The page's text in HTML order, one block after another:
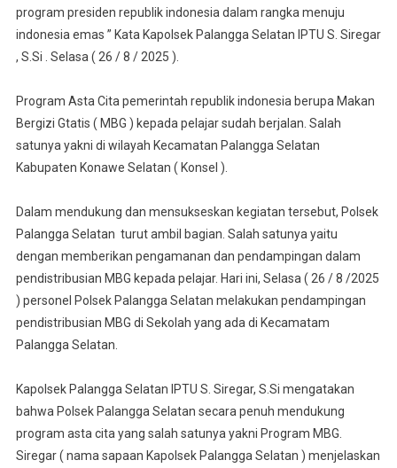
MBG
Lancar
program presiden republik indonesia dalam rangka menuju
indonesia emas ” Kata Kapolsek Palangga Selatan IPTU S. Siregar
, S.Si . Selasa ( 26 / 8 / 2025 ).
Program Asta Cita pemerintah republik indonesia berupa Makan
Bergizi Gtatis ( MBG ) kepada pelajar sudah berjalan. Salah
satunya yakni di wilayah Kecamatan Palangga Selatan
Kabupaten Konawe Selatan ( Konsel ).
Dalam mendukung dan mensukseskan kegiatan tersebut, Polsek
Palangga Selatan turut ambil bagian. Salah satunya yaitu
dengan memberikan pengamanan dan pendampingan dalam
pendistribusian MBG kepada pelajar. Hari ini, Selasa ( 26 / 8 /2025
) personel Polsek Palangga Selatan melakukan pendampingan
pendistribusian MBG di Sekolah yang ada di Kecamatam
Palangga Selatan.
Kapolsek Palangga Selatan IPTU S. Siregar, S.Si mengatakan
bahwa Polsek Palangga Selatan secara penuh mendukung
program asta cita yang salah satunya yakni Program MBG.
Siregar ( nama sapaan Kapolsek Palangga Selatan ) menjelaskan